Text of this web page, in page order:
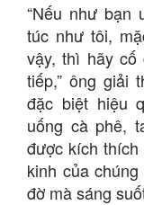
“Nếu như bạn
túc như tôi,
vậy, thì hãy cố
tiếp,” ông giải
đặc biệt hiệu
uống cà phê,
được kích thích
kinh của
đờ mà sáng